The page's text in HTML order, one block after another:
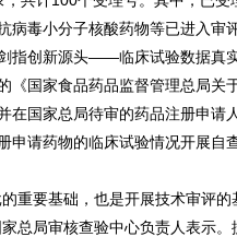
毒小分子核酸药物等已进入审评
创新源头——临床试验数据真
国家食品药品监督管理总局关
国家总局待审的药品注册申请
申请药物的临床试验情况开展自
要基础，也是开展技术审评的
总局审核查验中心负责人表示